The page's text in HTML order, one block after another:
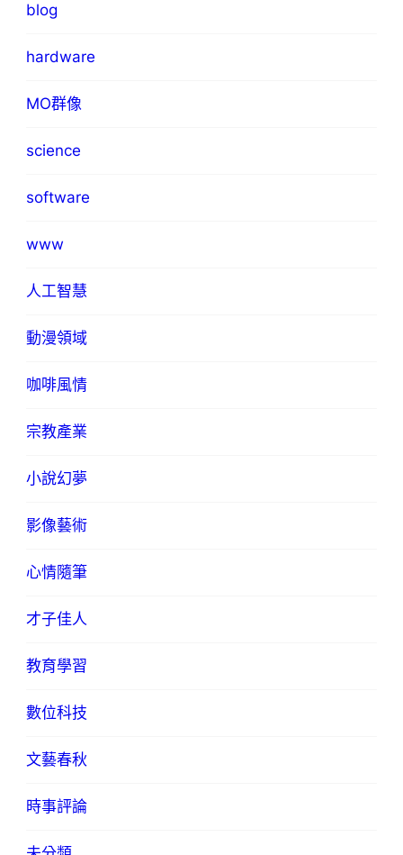
blog
hardware
MO群像
science
software
www
人工智慧
動漫領域
咖啡風情
宗教產業
小說幻夢
影像藝術
心情隨筆
才子佳人
教育學習
數位科技
文藝春秋
時事評論